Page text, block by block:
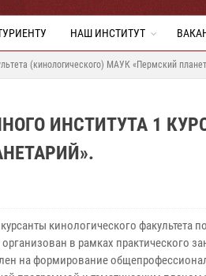
НАШ ИНСТИТУТ
(кинологического) МАУК «Пермский
ИНСТИТУТА 1
кинологического факультета
в рамках практического
на формирование